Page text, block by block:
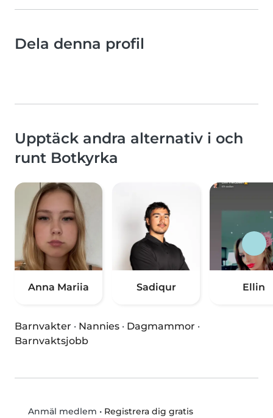
Dela denna profil
Upptäck andra alternativ i och
runt Botkyrka
Anna Mariia Sadiqur Ellin
Barnvakter · Nannies · Dagmammor ·
Barnvaktsjobb
Anmäl medlem • Registrera dig gratis